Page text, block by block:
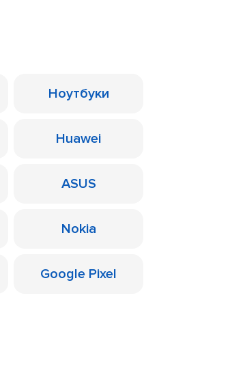
Ноутбуки
Huawei
ASUS
Nokia
Google Pixel